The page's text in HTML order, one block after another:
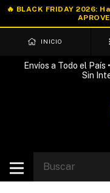
INICIO
Envíos a Todo el
Sin